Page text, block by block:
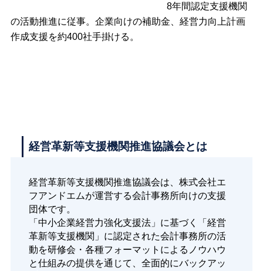
8年間認定支援機関
の活動推進に従事。企業向けの補助金、経営力向上計画
作成支援を約400社手掛ける。
経営革新等支援機関推進協議会とは
経営革新等支援機関推進協議会は、株式会社エ
フアンドエムが運営する会計事務所向けの支援
団体です。
「中小企業経営力強化支援法」に基づく「経営
革新等支援機関」に認定された会計事務所の活
動を研修会・各種フォーマットによるノウハウ
と仕組みの提供を通じて、全面的にバックアッ